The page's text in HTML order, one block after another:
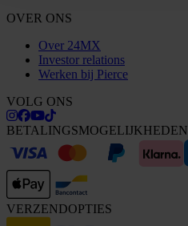
OVER ONS
Over 24MX
Investor relations
Werken bij Pierce
VOLG ONS
BETALINGSMOGELIJKHEDEN
VERZENDOPTIES